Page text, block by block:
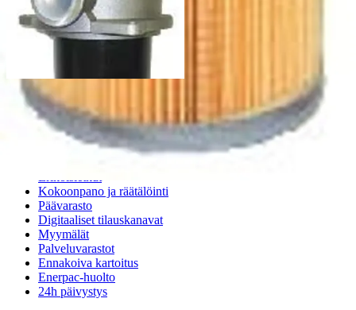
OMTF - Öljysäiliön kanteen asennettava suodatin
Palvelut
Suunnitteluratkaisut
Kokoonpano ja räätälöinti
Päävarasto
Digitaaliset tilauskanavat
Myymälät
Palveluvarastot
Ennakoiva kartoitus
Enerpac-huolto
24h päivystys